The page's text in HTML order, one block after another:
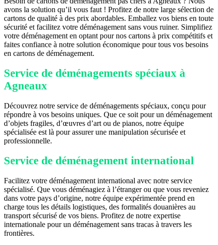
avons la solution qu’il vous faut ! Profitez de notre large sélection de
cartons de qualité à des prix abordables. Emballez vos biens en toute
sécurité et facilitez votre déménagement sans vous ruiner. Simplifiez
votre déménagement en optant pour nos cartons à prix compétitifs et
faites confiance à notre solution économique pour tous vos besoins
en cartons de déménagement.
Service de déménagements spéciaux à
Agneaux
Découvrez notre service de déménagements spéciaux, conçu pour
répondre à vos besoins uniques. Que ce soit pour un déménagement
d’objets fragiles, d’œuvres d’art ou de pianos, notre équipe
spécialisée est là pour assurer une manipulation sécurisée et
professionnelle.
Service de déménagement international
Facilitez votre déménagement international avec notre service
spécialisé. Que vous déménagiez à l’étranger ou que vous reveniez
dans votre pays d’origine, notre équipe expérimentée prend en
charge tous les détails logistiques, des formalités douanières au
transport sécurisé de vos biens. Profitez de notre expertise
internationale pour un déménagement sans tracas à travers les
frontières.